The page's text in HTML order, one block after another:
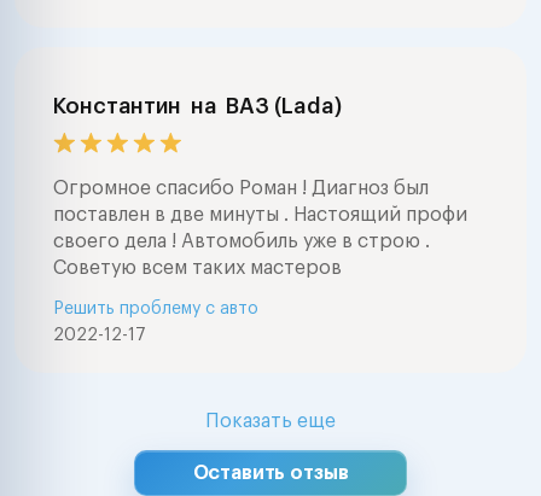
Константин на ВАЗ (Lada)
Огромное спасибо Роман ! Диагноз был
поставлен в две минуты . Настоящий профи
своего дела ! Автомобиль уже в строю .
Советую всем таких мастеров
2022-12-17
Решить проблему с авто
Показать еще
Оставить отзыв